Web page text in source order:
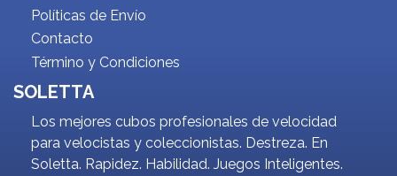
Políticas de Envío
Contacto
Término y Condiciones
SOLETTA
Los mejores cubos profesionales de velocidad
para velocistas y coleccionistas. Destreza. En
Soletta. Rapidez. Habilidad. Juegos Inteligentes.